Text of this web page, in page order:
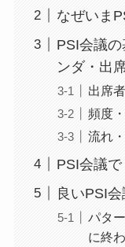
なぜいま
PSI会議
ンダ・出
出席
頻度
流れ
PSI会議で
良いPSI
パタ
に終